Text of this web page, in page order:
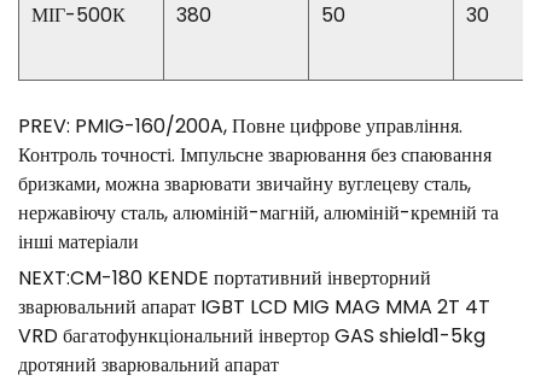
МІГ-500К 380 50 30
PREV: PMIG-160/200A, Повне цифрове управління.
Контроль точності. Імпульсне зварювання без спаювання
бризками, можна зварювати звичайну вуглецеву сталь,
нержавіючу сталь, алюміній-магній, алюміній-кремній та
інші матеріали
NEXT:CM-180 KENDE портативний інверторний
зварювальний апарат IGBT LCD MIG MAG MMA 2T 4T
VRD багатофункціональний інвертор GAS shield1-5kg
дротяний зварювальний апарат